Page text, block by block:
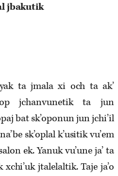
jbakutik
ta jmala xi och ta ak’
jchanvunetik ta jun
bat sk’oponun jun jchi’il
sk’oplal k’usitik vu’em
ek. Yanuk vu’une ja’ ta
jtalelaltik. Taje ja’o